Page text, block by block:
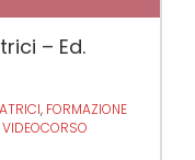
– Ed.
, FORMAZIONE
VIDEOCORSO